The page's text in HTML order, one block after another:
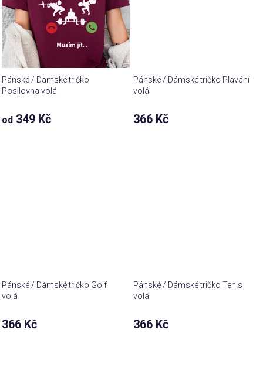
Pánské / Dámské tričko
Posilovna volá
od 349 Kč
Pánské / Dámské tričko Plavání
volá
366 Kč
Pánské / Dámské tričko Golf
volá
366 Kč
Pánské / Dámské tričko Tenis
volá
366 Kč